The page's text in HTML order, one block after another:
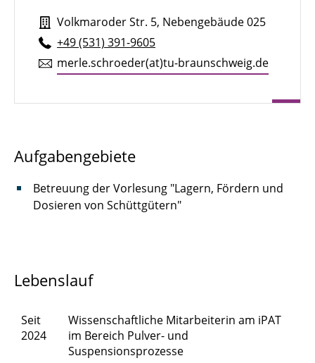
Pauline Breunig
Julian Brokmann, M. Sc.
Niklas Dierks, M. Sc.
Marcel Dietz
Dipl.-Ing. Dennis Düerkop
Ahmed Eisa, M. Sc.
Dr. rer. nat. Jan Henrik Finke
Volkmaroder Str. 5, Nebengebäude 025
+49 (531) 391-9605
merle.​schroeder(at)tu-braun­schweig.de
Aufgabengebiete
Betreuung der Vorlesung "Lagern, Fördern und
Dosieren von Schüttgütern"
Lebenslauf
Seit
2024
Wissenschaftliche Mitarbeiterin am iPAT
im Bereich Pulver- und
Suspensionsprozesse